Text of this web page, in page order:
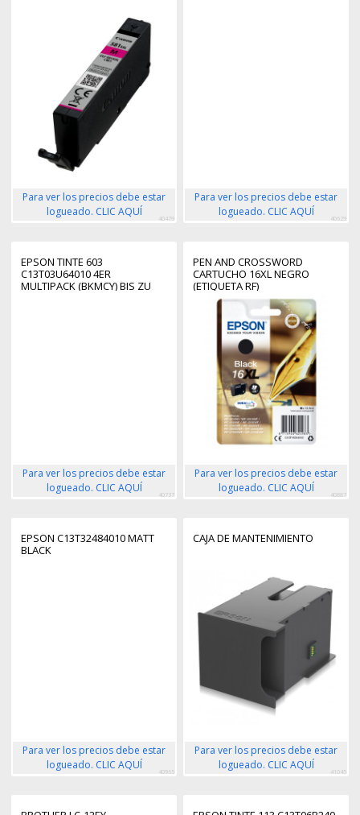
Para ver los precios debe estar
logueado. CLIC AQUÍ
40479
Para ver los precios debe estar
logueado. CLIC AQUÍ
40629
EPSON TINTE 603
C13T03U64010 4ER
MULTIPACK (BKMCY) BIS ZU
Para ver los precios debe estar
logueado. CLIC AQUÍ
40737
PEN AND CROSSWORD
CARTUCHO 16XL NEGRO
(ETIQUETA RF)
Para ver los precios debe estar
logueado. CLIC AQUÍ
40887
EPSON C13T32484010 MATT
BLACK
Para ver los precios debe estar
logueado. CLIC AQUÍ
40965
CAJA DE MANTENIMIENTO
Para ver los precios debe estar
logueado. CLIC AQUÍ
41045